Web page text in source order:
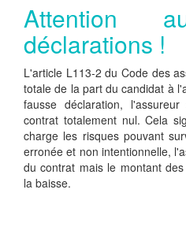
Attention
déclarations !
L'article L113-2 du Code des
totale de la part du candidat à
fausse déclaration,
contrat totalement nul. Cela
charge les risques pouvant
erronée et non intentionnelle,
du contrat mais le montant
la baisse.